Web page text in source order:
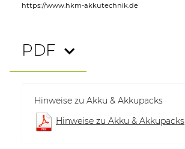
https://www.hkm-akkutechnik.de
PDF
Hinweise zu Akku & Akkupacks
Hinweise zu Akku & Akkupacks